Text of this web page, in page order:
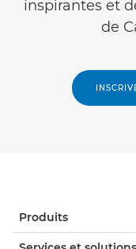
inspirantes et
de
Produits